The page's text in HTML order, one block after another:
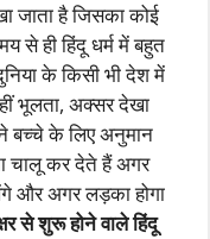
जाता है जिसका कोई
से ही हिंदू धर्म में बहुत
के किसी भी देश में
भूलता, अक्सर देखा
बच्चे के लिए अनुमान
चालू कर देते हैं अगर
और अगर लड़का होगा
से शुरू होने वाले हिंदू